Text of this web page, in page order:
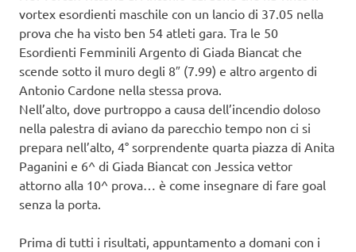
vortex esordienti maschile con un lancio di 37.05 nella
prova che ha visto ben 54 atleti gara. Tra le 50
Esordienti Femminili Argento di Giada Biancat che
scende sotto il muro degli 8″ (7.99) e altro argento di
Antonio Cardone nella stessa prova.
Nell’alto, dove purtroppo a causa dell’incendio doloso
nella palestra di aviano da parecchio tempo non ci si
prepara nell’alto, 4° sorprendente quarta piazza di Anita
Paganini e 6^ di Giada Biancat con Jessica vettor
attorno alla 10^ prova… è come insegnare di fare goal
senza la porta.
Prima di tutti i risultati, appuntamento a domani con i